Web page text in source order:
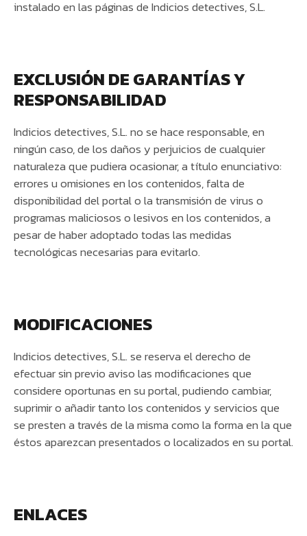
instalado en las páginas de Indicios detectives, S.L.
EXCLUSIÓN DE GARANTÍAS Y
RESPONSABILIDAD
Indicios detectives, S.L. no se hace responsable, en
ningún caso, de los daños y perjuicios de cualquier
naturaleza que pudiera ocasionar, a título enunciativo:
errores u omisiones en los contenidos, falta de
disponibilidad del portal o la transmisión de virus o
programas maliciosos o lesivos en los contenidos, a
pesar de haber adoptado todas las medidas
tecnológicas necesarias para evitarlo.
MODIFICACIONES
Indicios detectives, S.L. se reserva el derecho de
efectuar sin previo aviso las modificaciones que
considere oportunas en su portal, pudiendo cambiar,
suprimir o añadir tanto los contenidos y servicios que
se presten a través de la misma como la forma en la que
éstos aparezcan presentados o localizados en su portal.
ENLACES